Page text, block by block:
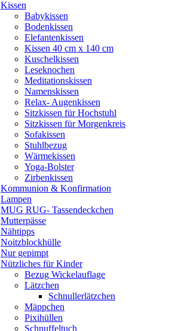
Kissen
Babykissen
Bodenkissen
Elefantenkissen
Kissen 40 cm x 140 cm
Kuschelkissen
Leseknochen
Meditationskissen
Namenskissen
Relax- Augenkissen
Sitzkissen für Hochstuhl
Sitzkissen für Morgenkreis
Sofakissen
Stuhlbezug
Wärmekissen
Yoga-Bolster
Zirbenkissen
Kommunion & Konfirmation
Lampen
MUG RUG- Tassendeckchen
Mutterpässe
Nähtipps
Noitzblockhülle
Nur gepimpt
Nützliches für Kinder
Bezug Wickelauflage
Lätzchen
Schnullerlätzchen
Mäppchen
Pixihüllen
Schnuffeltuch